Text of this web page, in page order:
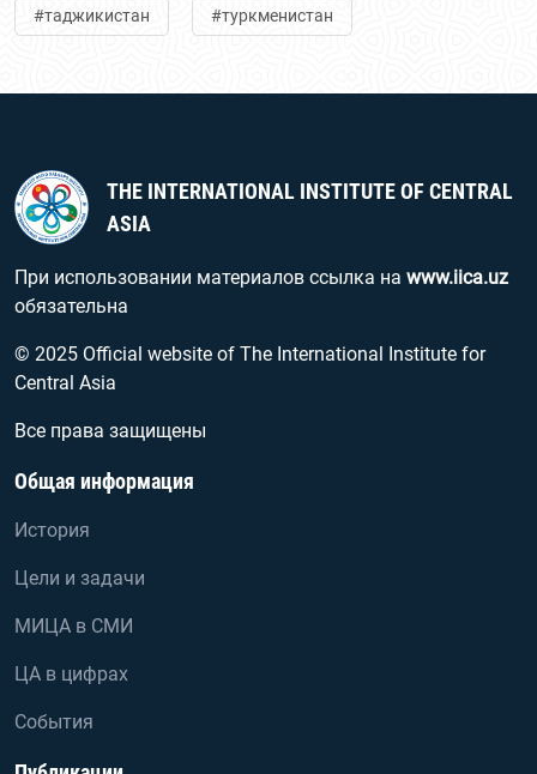
#таджикистан #туркменистан
THE INTERNATIONAL INSTITUTE OF CENTRAL
ASIA
При использовании материалов ссылка на www.iica.uz
обязательна
© 2025 Official website of The International Institute for
Central Asia
Все права защищены
Общая информация
История
Цели и задачи
МИЦА в СМИ
ЦА в цифрах
События